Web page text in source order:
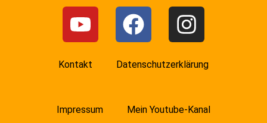
Kontakt Datenschutzerklärung
Impressum Mein Youtube-Kanal